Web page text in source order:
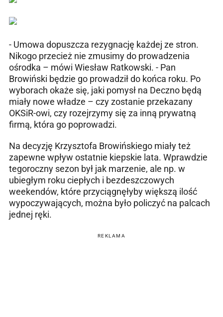
- Umowa dopuszcza rezygnację każdej ze stron.
Nikogo przecież nie zmusimy do prowadzenia
ośrodka – mówi Wiesław Ratkowski. - Pan
Browiński będzie go prowadził do końca roku. Po
wyborach okaże się, jaki pomysł na Deczno będą
miały nowe władze – czy zostanie przekazany
OKSiR-owi, czy rozejrzymy się za inną prywatną
firmą, która go poprowadzi.
Na decyzję Krzysztofa Browińskiego miały też
zapewne wpływ ostatnie kiepskie lata. Wprawdzie
tegoroczny sezon był jak marzenie, ale np. w
ubiegłym roku ciepłych i bezdeszczowych
weekendów, które przyciągnęłyby większą ilość
wypoczywających, można było policzyć na palcach
jednej ręki.
REKLAMA